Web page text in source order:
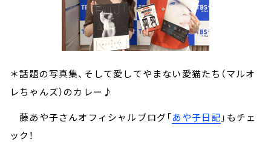
＊話題の写真集、そして愛してやまない愛猫たち（マルオ
レちゃんズ）のカレー♪
藤あや子さんオフィシャルブログ「あや子日記 」もチェ
ック！